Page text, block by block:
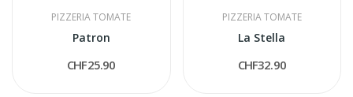
PIZZERIA TOMATE
Patron
CHF25.90
PIZZERIA TOMATE
La Stella
CHF32.90